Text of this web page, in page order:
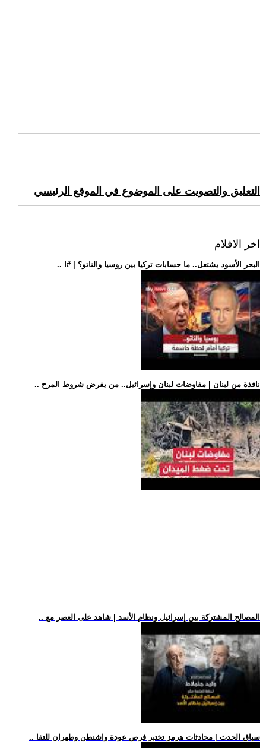
التعليق والتصويت على الموضوع في الموقع الرئيسي
اخر الافلام
.. البحر الأسود يشتعل.. ما حسابات تركيا بين روسيا والناتو؟ | #ا
.. نافذة من لبنان | مفاوضات لبنان وإسرائيل.. من يفرض شروط المرح
.. المصالح المشتركة بين إسرائيل ونظام الأسد | شاهد على العصر مع
.. سياق الحدث | محادثات هرمز تختبر فرص عودة واشنطن وطهران للتفا